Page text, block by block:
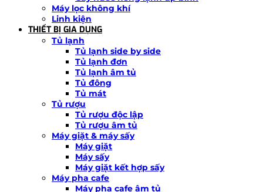
Máy lọc không khí
Linh kiện
THIẾT BỊ GIA DỤNG
Tủ lạnh
Tủ lạnh side by side
Tủ lạnh đơn
Tủ lạnh âm tủ
Tủ đông
Tủ mát
Tủ rượu
Tủ rượu độc lập
Tủ rượu âm tủ
Máy giặt & máy sấy
Máy giặt
Máy sấy
Máy giặt kết hợp sấy
Máy pha cafe
Máy pha cafe âm tủ